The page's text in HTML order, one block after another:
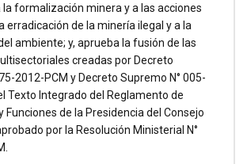
formalización minera y a las acciones
erradicación de la minería ilegal y a la
ambiente; y, aprueba la fusión de las
creadas por Decreto
2012-PCM y Decreto Supremo N° 005-
Texto Integrado del Reglamento de
Funciones de la Presidencia del Consejo
por la Resolución Ministerial N°